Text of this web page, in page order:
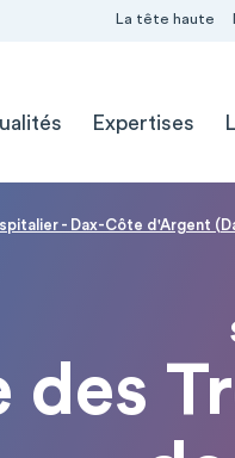
La tête haute
Expertises
- Dax-Côte d'Argent
des